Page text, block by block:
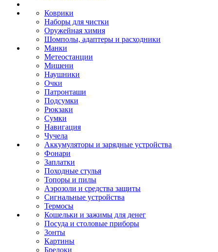
Коврики
Наборы для чистки
Оружейная химия
Шомполы, адаптеры и расходники
Манки
Метеостанции
Мишени
Наушники
Очки
Патронташи
Подсумки
Рюкзаки
Сумки
Навигация
Чучела
Аккумуляторы и зарядные устройства
Фонари
Заплатки
Походные стулья
Топоры и пилы
Аэрозоли и средства защиты
Сигнальные устройства
Термосы
Кошельки и зажимы для денег
Посуда и столовые приборы
Зонты
Картины
Брелоки